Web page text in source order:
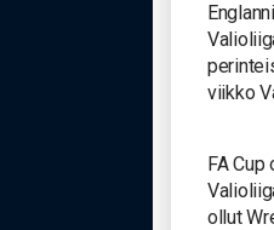
viikko
FA Cup
ollut